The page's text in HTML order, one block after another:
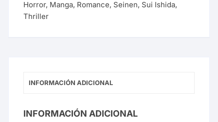
Horror, Manga, Romance, Seinen, Sui Ishida,
Thriller
INFORMACIÓN ADICIONAL
INFORMACIÓN ADICIONAL